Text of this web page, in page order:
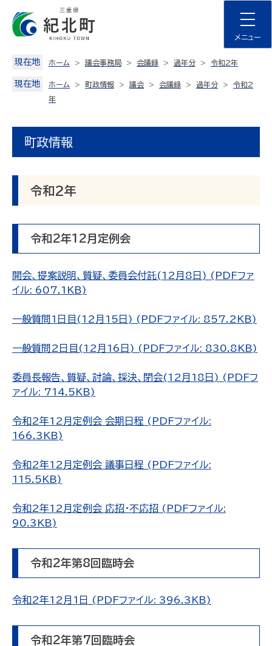
content
メニュー
現在地 ホーム 議会事務局 会議録 過年分 令和2年
現在地 ホーム 町政情報 議会 会議録 過年分
令和2
年
町政情報
令和2年
令和2年12月定例会
開会、提案説明、質疑、委員会付託(12月8日) (PDFファ
イル: 607.1KB)
一般質問1日目(12月15日) (PDFファイル: 857.2KB)
一般質問2日目(12月16日) (PDFファイル: 830.8KB)
委員長報告、質疑、討論、採決、閉会(12月18日) (PDFフ
ァイル: 714.5KB)
令和2年12月定例会 会期日程 (PDFファイル:
166.3KB)
令和2年12月定例会 議事日程 (PDFファイル:
115.5KB)
令和2年12月定例会 応招・不応招 (PDFファイル:
90.3KB)
令和2年第8回臨時会
令和2年12月1日 (PDFファイル: 396.3KB)
令和2年第7回臨時会